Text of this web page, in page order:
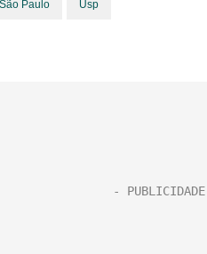
São Paulo Usp